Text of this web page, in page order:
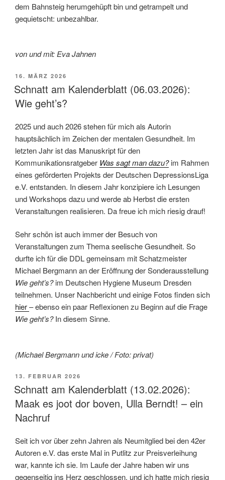
dem Bahnsteig herumgehüpft bin und getrampelt und
gequietscht: unbezahlbar.
von und mit: Eva Jahnen
VERÖFFENTLICHT
AM
16. MÄRZ 2026
Schnatt am Kalenderblatt (06.03.2026):
Wie geht’s?
2025 und auch 2026 stehen für mich als Autorin
hauptsächlich im Zeichen der mentalen Gesundheit. Im
letzten Jahr ist das Manuskript für den
Kommunikationsratgeber Was sagt man dazu?im Rahmen
eines geförderten Projekts der Deutschen DepressionsLiga
e.V. entstanden. In diesem Jahr konzipiere ich Lesungen
und Workshops dazu und werde ab Herbst die ersten
Veranstaltungen realisieren. Da freue ich mich riesig drauf!
Sehr schön ist auch immer der Besuch von
Veranstaltungen zum Thema seelische Gesundheit. So
durfte ich für die DDL gemeinsam mit Schatzmeister
Michael Bergmann an der Eröffnung der Sonderausstellung
Wie geht’s?im Deutschen Hygiene Museum Dresden
teilnehmen. Unser Nachbericht und einige Fotos finden sich
hier– ebenso ein paar Reflexionen zu Beginn auf die Frage
Wie geht’s?In diesem Sinne.
(Michael Bergmann und icke / Foto: privat)
VERÖFFENTLICHT
AM
13. FEBRUAR 2026
Schnatt am Kalenderblatt (13.02.2026):
Maak es joot dor boven, Ulla Berndt! – ein
Nachruf
Seit ich vor über zehn Jahren als Neumitglied bei den 42er
Autoren e.V. das erste Mal in Putlitz zur Preisverleihung
war, kannte ich sie. Im Laufe der Jahre haben wir uns
gegenseitig ins Herz geschlossen, und ich hatte mich riesig